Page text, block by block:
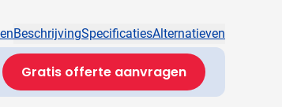
BeschrijvingSpecificatiesAlternatieven
Gratis offerte aanvragen